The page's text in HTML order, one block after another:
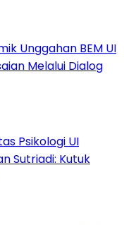
Unggahan BEM UI
Melalui Dialog
Psikologi UI
Sutriadi: Kutuk